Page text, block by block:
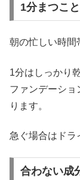
1分まつこ
朝の忙しい時間
1分はしっかり
ファンデーショ
ります。
急ぐ場合はドラ
合わない成